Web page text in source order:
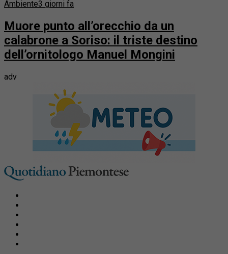
Ambiente3 giorni fa
Muore punto all’orecchio da un
calabrone a Soriso: il triste destino
dell’ornitologo Manuel Mongini
adv